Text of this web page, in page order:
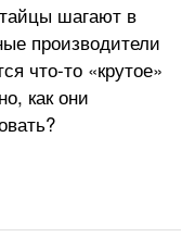
шагают в
производители
что-то «крутое»
как они